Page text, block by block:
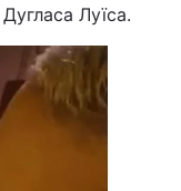
Луїса.